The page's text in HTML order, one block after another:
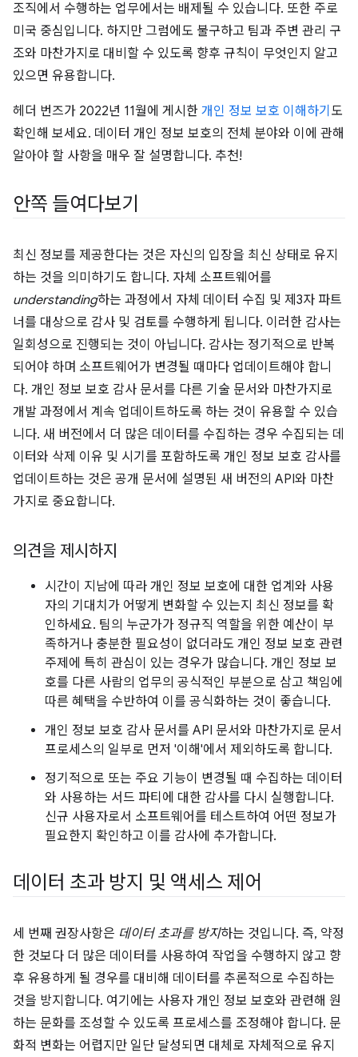
조직에서 수행하는 업무에서는 배제될 수 있습니다. 또한 주로
미국 중심입니다. 하지만 그럼에도 불구하고 팀과 주변 관리 구
조와 마찬가지로 대비할 수 있도록 향후 규칙이 무엇인지 알고
있으면 유용합니다.
헤더 번즈가 2022년 11월에 게시한 개인 정보 보호 이해하기 도
확인해 보세요. 데이터 개인 정보 보호의 전체 분야와 이에 관해
알아야 할 사항을 매우 잘 설명합니다. 추천!
안쪽 들여다보기
최신 정보를 제공한다는 것은 자신의 입장을 최신 상태로 유지
하는 것을 의미하기도 합니다. 자체 소프트웨어를
understanding하는 과정에서 자체 데이터 수집 및 제3자 파트
너를 대상으로 감사 및 검토를 수행하게 됩니다. 이러한 감사는
일회성으로 진행되는 것이 아닙니다. 감사는 정기적으로 반복
되어야 하며 소프트웨어가 변경될 때마다 업데이트해야 합니
다. 개인 정보 보호 감사 문서를 다른 기술 문서와 마찬가지로
개발 과정에서 계속 업데이트하도록 하는 것이 유용할 수 있습
니다. 새 버전에서 더 많은 데이터를 수집하는 경우 수집되는 데
이터와 삭제 이유 및 시기를 포함하도록 개인 정보 보호 감사를
업데이트하는 것은 공개 문서에 설명된 새 버전의 API와 마찬
가지로 중요합니다.
의견을 제시하지
시간이 지남에 따라 개인 정보 보호에 대한 업계와 사용
자의 기대치가 어떻게 변화할 수 있는지 최신 정보를 확
인하세요. 팀의 누군가가 정규직 역할을 위한 예산이 부
족하거나 충분한 필요성이 없더라도 개인 정보 보호 관련
주제에 특히 관심이 있는 경우가 많습니다. 개인 정보 보
호를 다른 사람의 업무의 공식적인 부분으로 삼고 책임에
따른 혜택을 수반하여 이를 공식화하는 것이 좋습니다.
개인 정보 보호 감사 문서를 API 문서와 마찬가지로 문서
프로세스의 일부로 먼저 '이해'에서 제외하도록 합니다.
정기적으로 또는 주요 기능이 변경될 때 수집하는 데이터
와 사용하는 서드 파티에 대한 감사를 다시 실행합니다.
신규 사용자로서 소프트웨어를 테스트하여 어떤 정보가
필요한지 확인하고 이를 감사에 추가합니다.
데이터 초과 방지 및 액세스 제어
세 번째 권장사항은 데이터 초과를 방지하는 것입니다. 즉, 약정
한 것보다 더 많은 데이터를 사용하여 작업을 수행하지 않고 향
후 유용하게 될 경우를 대비해 데이터를 추론적으로 수집하는
것을 방지합니다. 여기에는 사용자 개인 정보 보호와 관련해 원
하는 문화를 조성할 수 있도록 프로세스를 조정해야 합니다. 문
화적 변화는 어렵지만 일단 달성되면 대체로 자체적으로 유지